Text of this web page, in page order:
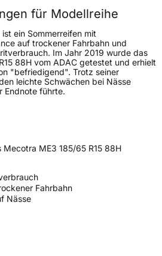
190 km/h
für Modellreihe
ein Sommerreifen mit
auf trockener Fahrbahn und
Im Jahr 2019 wurde das
88H vom ADAC getestet und erhielt
"befriedigend". Trotz seiner
leichte Schwächen bei Nässe
Endnote führte.
Mecotra ME3 185/65 R15 88H
Fahrbahn
Nässe